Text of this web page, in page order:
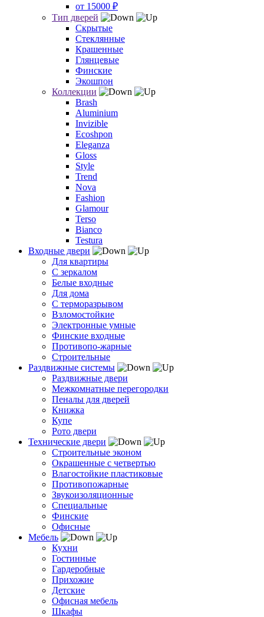
от 15000 ₽
Тип дверей
Скрытые
Стеклянные
Крашенные
Глянцевые
Финские
Экошпон
Коллекции
Brash
Aluminium
Invizible
Ecoshpon
Eleganza
Gloss
Style
Trend
Nova
Fashion
Glamour
Terso
Bianco
Testura
Входные двери
Для квартиры
С зеркалом
Белые входные
Для дома
С терморазрывом
Взломостойкие
Электронные умные
Финские входные
Противопо-жарные
Строительные
Раздвижные системы
Раздвижные двери
Межкомнатные перегородки
Пеналы для дверей
Книжка
Купе
Рото двери
Технические двери
Строительные эконом
Окрашенные с четвертью
Влагостойкие пластиковые
Противопожарные
Звукоизоляционные
Специальные
Финские
Офисные
Мебель
Кухни
Гостинные
Гардеробные
Прихожие
Детские
Офисная мебель
Шкафы